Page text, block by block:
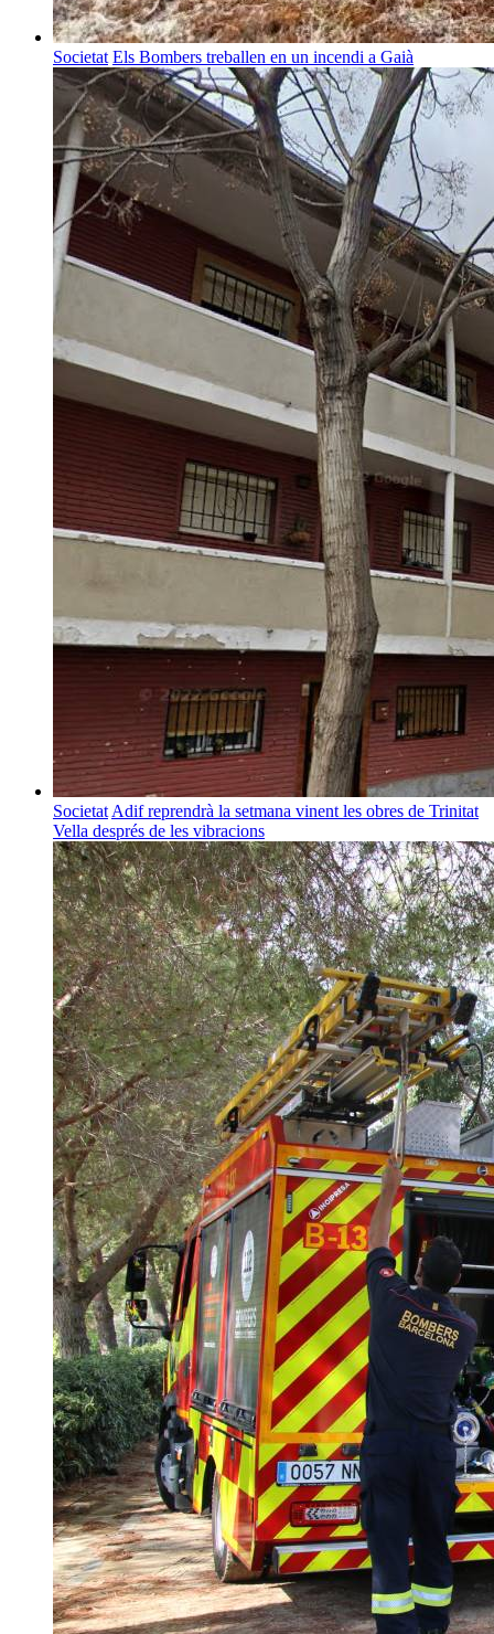
Societat Els Bombers treballen en un incendi a Gaià
Societat Adif reprendrà la setmana vinent les obres de Trinitat
Vella després de les vibracions